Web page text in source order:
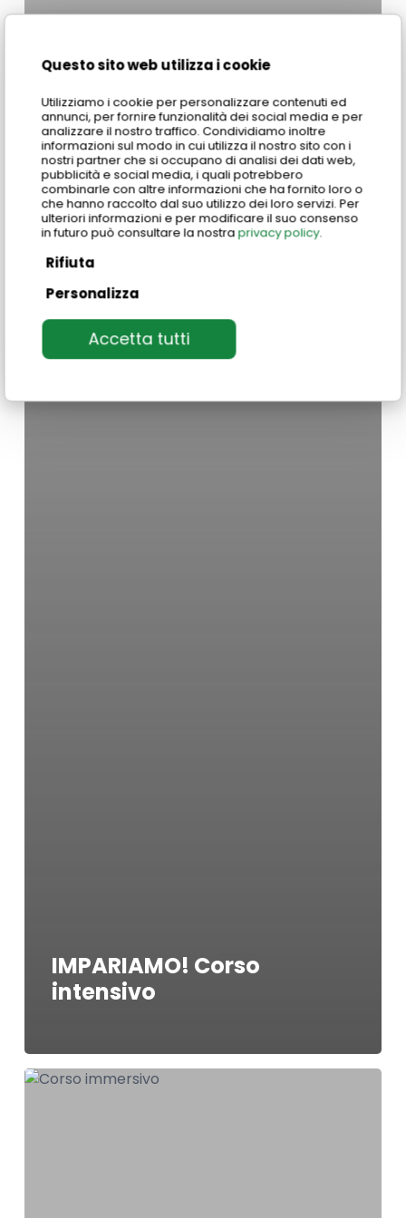
Questo sito web utilizza i cookie
Utilizziamo i cookie per personalizzare contenuti ed
annunci, per fornire funzionalità dei social media e per
analizzare il nostro traffico. Condividiamo inoltre
informazioni sul modo in cui utilizza il nostro sito con i
nostri partner che si occupano di analisi dei dati web,
pubblicità e social media, i quali potrebbero
combinarle con altre informazioni che ha fornito loro o
che hanno raccolto dal suo utilizzo dei loro servizi. Per
ulteriori informazioni e per modificare il suo consenso
in futuro può consultare la nostra privacy policy.
Rifiuta
Personalizza
Accetta tutti
IMPARIAMO! Corso
intensivo
IMPARIAMO